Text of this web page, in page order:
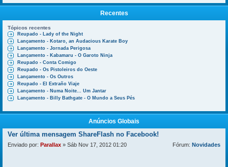
Recentes
Tópicos recentes
Reupado - Lady of the Night
Lançamento - Kotaro, an Audacious Karate Boy
Lançamento - Jornada Perigosa
Lançamento - Kabamaru - O Garoto Ninja
Reupado - Conta Comigo
Reupado - Os Pistoleiros do Oeste
Lançamento - Os Outros
Reupado - El Extraño Viaje
Lançamento - Numa Noite... Um Jantar
Lançamento - Billy Bathgate - O Mundo a Seus Pés
Anúncios Globais
Ver última mensagem ShareFlash no Facebook!
Enviado por: Parallax » Sáb Nov 17, 2012 01:20 Fórum: Novidades